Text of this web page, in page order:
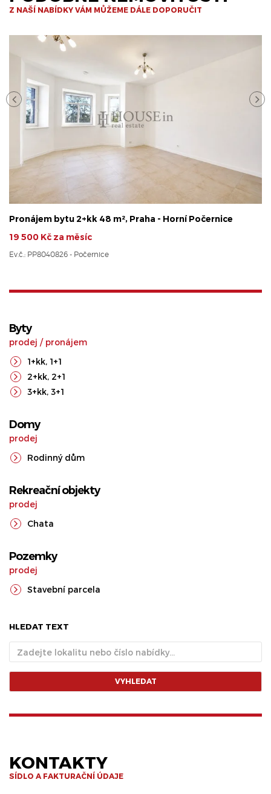
Z NAŠÍ NABÍDKY VÁM MŮŽEME DÁLE DOPORUČIT
Pronájem bytu 2+kk 48 m², Praha - Horní Počernice
19 500 Kč za měsíc
Ev.č.: PP8040826 - Počernice
Byty
prodej / pronájem
1+kk, 1+1
2+kk, 2+1
3+kk, 3+1
Domy
prodej
Rodinný dům
Rekreační objekty
prodej
Chata
Pozemky
prodej
Stavební parcela
HLEDAT TEXT
VYHLEDAT
KONTAKTY
SÍDLO A FAKTURAČNÍ ÚDAJE